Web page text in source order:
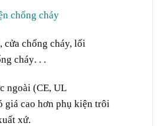
chống cháy
, cửa chống cháy, lối
cháy. . .
ngoài (CE, UL
giá cao hơn phụ kiện trôi
xứ.